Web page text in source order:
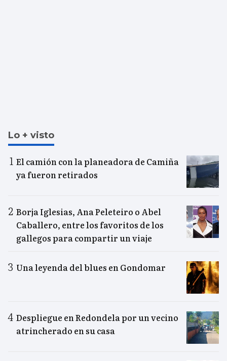
Lo + visto
El camión con la planeadora de Camiña
ya fueron retirados
Borja Iglesias, Ana Peleteiro o Abel
Caballero, entre los favoritos de los
gallegos para compartir un viaje
Una leyenda del blues en Gondomar
Despliegue en Redondela por un vecino
atrincherado en su casa